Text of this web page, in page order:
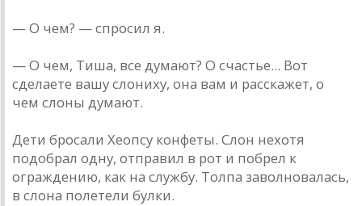
— О чем? — спросил я.
— О чем, Тиша, все думают? О счастье... Вот
сделаете вашу слониху, она вам и расскажет, о
чем слоны думают.
Дети бросали Хеопсу конфеты. Слон нехотя
подобрал одну, отправил в рот и побрел к
ограждению, как на службу. Толпа заволновалась,
в слона полетели булки.